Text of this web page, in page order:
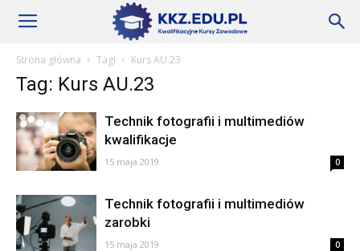
Szkoły
KKZ
Aktualności
Strona główna Tagi Kurs AU.23
Tag: Kurs AU.23
Technik fotografii i multimediów
kwalifikacje
15 maja 2019 0
Technik fotografii i multimediów
zarobki
15 maja 2019 0